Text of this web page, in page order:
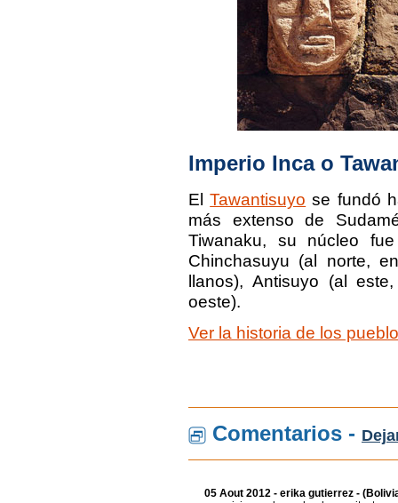
Imperio Inca o
ElTawantisuyo se fundó
más extenso de
Tiwanaku, su núcleo
Chinchasuyu (al norte,
llanos), Antisuyo (al
oeste).
Ver la historia de los
Comentarios -
05 Aout 2012 - erika gutierrez -